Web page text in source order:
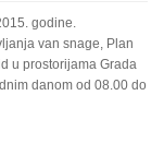
godine.
van snage, Plan
u prostorijama Grada
danom od 08.00 do